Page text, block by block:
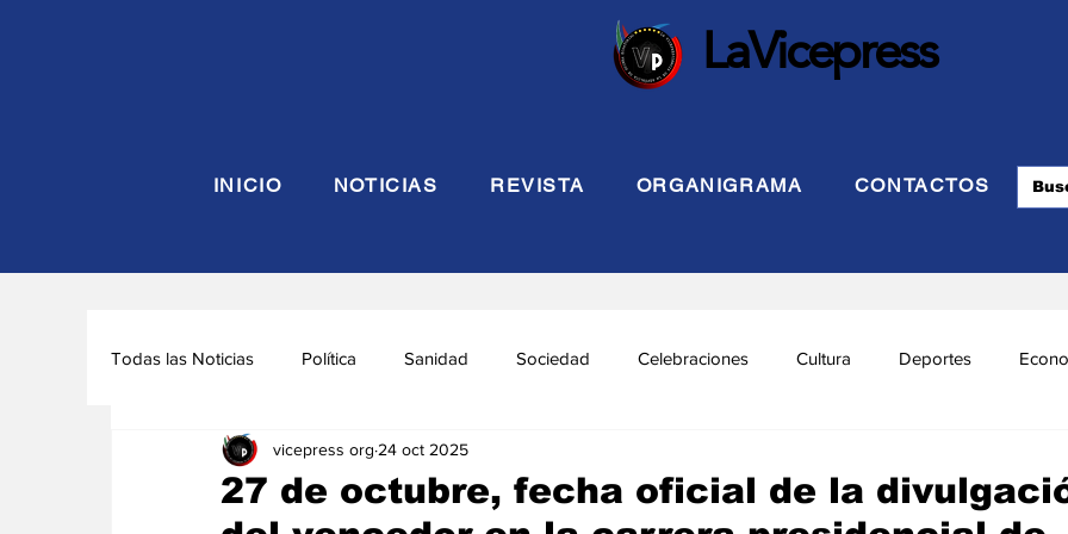
LaVicepress
INICIO NOTICIAS REVISTA ORGANIGRAMA CONTACTOS
Todas las Noticias Política Sanidad Sociedad Celebraciones Cultura Deportes
Seguridad y Defensa Turismo
27 de octubre, fecha oficial de la
vicepress org 24 oct 2025